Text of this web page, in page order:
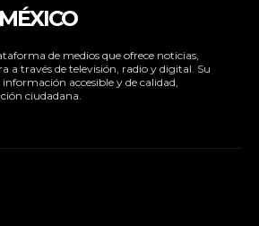
de medios que ofrece noticias,
a través de televisión, radio y digital. Su
accesible y de calidad,
ciudadana.